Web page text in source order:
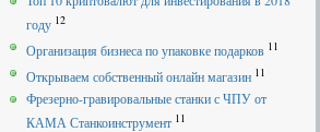
году 12
Организация бизнеса по упаковке подарков 11
Открываем собственный онлайн магазин 11
Фрезерно-гравировальные станки с ЧПУ от
КАМА Станкоинструмент 11